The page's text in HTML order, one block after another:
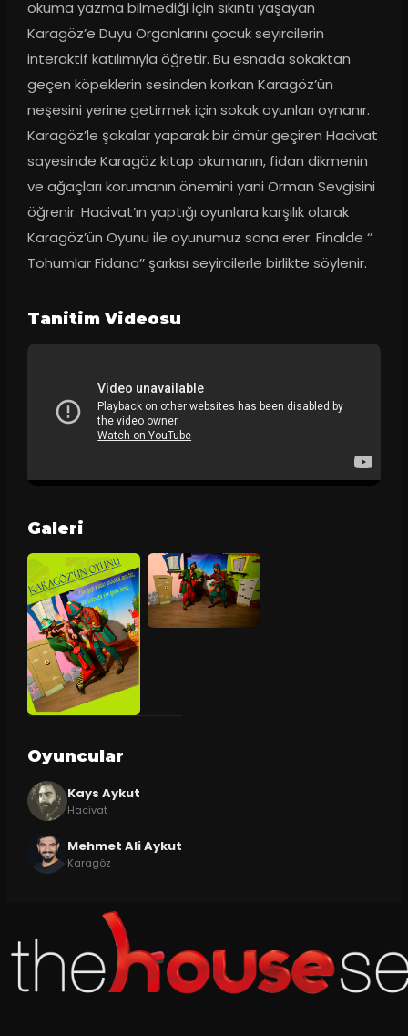
okuma yazma bilmediği için sıkıntı yaşayan
Karagöz’e Duyu Organlarını çocuk seyircilerin
interaktif katılımıyla öğretir. Bu esnada sokaktan
geçen köpeklerin sesinden korkan Karagöz’ün
neşesini yerine getirmek için sokak oyunları oynanır.
Karagöz’le şakalar yaparak bir ömür geçiren Hacivat
sayesinde Karagöz kitap okumanın, fidan dikmenin
ve ağaçları korumanın önemini yani Orman Sevgisini
öğrenir. Hacivat’ın yaptığı oyunlara karşılık olarak
Karagöz’ün Oyunu ile oyunumuz sona erer. Finalde ‘’
Tohumlar Fidana’’ şarkısı seyircilerle birlikte söylenir.
Tanitim Videosu
Galeri
Oyuncular
Kays Aykut
Hacivat
Mehmet Ali Aykut
Karagöz